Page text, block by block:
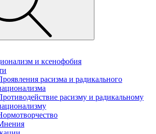
и ксенофобия
расизма и радикального
расизму и радикальному